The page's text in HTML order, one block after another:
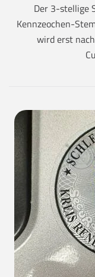
Der 3-stellige
Kennzeochen-
wird erst